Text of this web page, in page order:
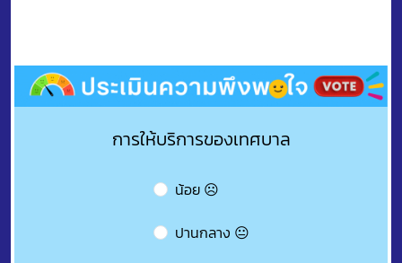
การให้บริการของเทศบาล
น้อย ☹️
ปานกลาง 😐